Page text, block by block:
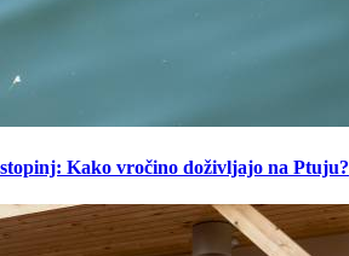
Kako vročino doživljajo na Ptuju?